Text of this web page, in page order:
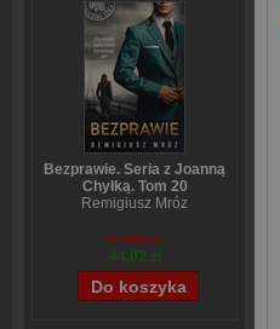
Bezprawie. Seria z Joanną
Chyłką. Tom 20
Remigiusz Mróz
57,60 zł
44,02 zł